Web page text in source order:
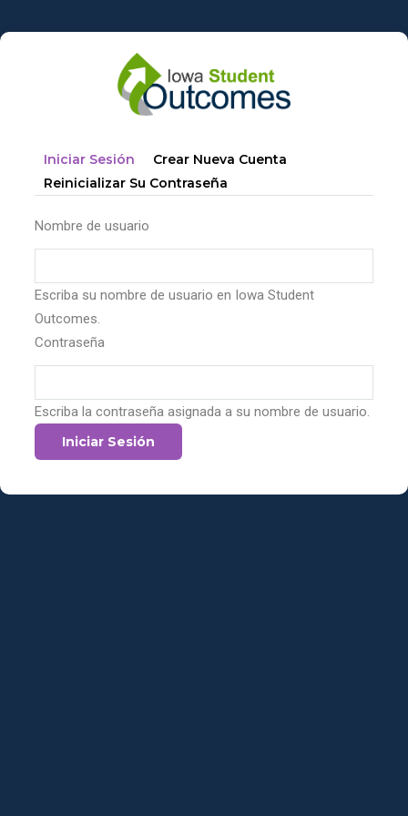
al
Solapas
principales
Iniciar Sesión (solapa
Activa)
Crear Nueva Cuenta
Reinicializar Su Contraseña
Nombre de usuario
Escriba su nombre de usuario en Iowa Student
Outcomes.
Contraseña
Escriba la contraseña asignada a su nombre de usuario.